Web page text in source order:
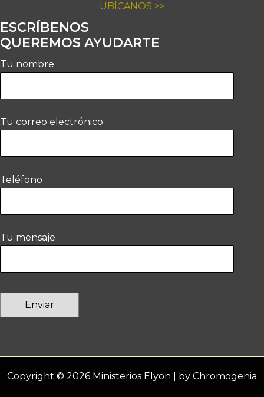
UBÍCANOS >>
ESCRÍBENOS
QUEREMOS AYUDARTE
Tu nombre
Tu correo electrónico
Teléfono
Tu mensaje
Copyright © 2026 Ministerios Elyon | by Chromogenia